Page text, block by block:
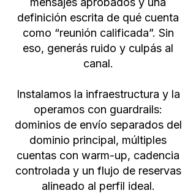
definición escrita de qué cuenta
como “reunión calificada”. Sin
eso, generás ruido y culpás al
canal.
Instalamos la infraestructura y la
operamos con guardrails:
dominios de envío separados del
dominio principal, múltiples
cuentas con warm-up, cadencia
controlada y un flujo de reservas
alineado al perfil ideal.